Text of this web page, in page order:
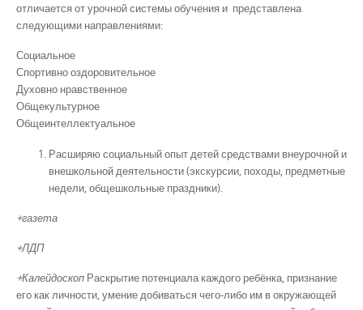
отличается от урочной системы обучения и представлена
следующими направлениями:
Социальное
Спортивно оздоровительное
Духовно нравственное
Общекультурное
Общеинтеллектуальное
Расширяю социальный опыт детей средствами внеурочной и
внешкольной деятельности (экскурсии, походы, предметные
недели, общешкольные праздники).
+газета
+ЛДП
+Калейдоскоп Раскрытие потенциала каждого ребёнка, признание
его как личности, умение добиваться чего-либо им в окружающей